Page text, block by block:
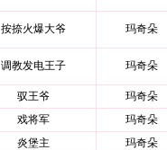
按捺火爆大爷 玛奇朵
调教发电王子 玛奇朵
驭王爷
玛奇朵
戏将军
玛奇朵
炎堡主
玛奇朵